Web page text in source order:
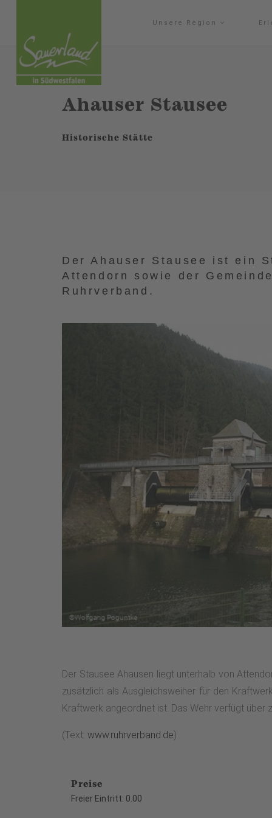
Unsere Region
Ahauser Stausee
Historische Stätte
Der Ahauser Stausee ist ein
Attendorn sowie der
Ruhrverband.
Der Stausee Ahausen liegt unterhalb von
zusätzlich als Ausgleichsweiher für den
Kraftwerk angeordnet ist. Das Wehr verfügt über
(Text: www.ruhrverband.de)
Preise
Freier Eintritt: 0.00